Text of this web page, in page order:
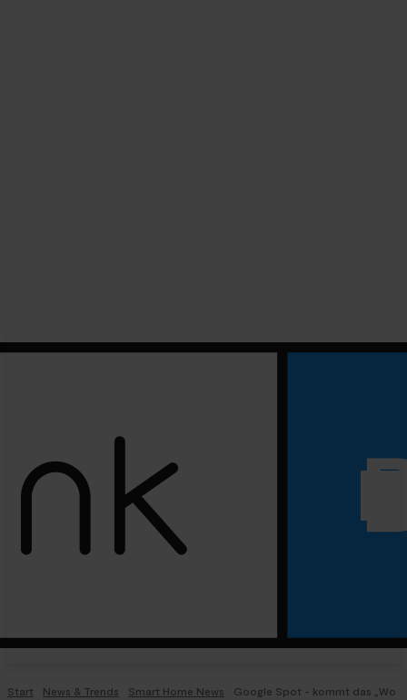
Start News & Trends Smart Home News
Google Spot - kommt das „Wo